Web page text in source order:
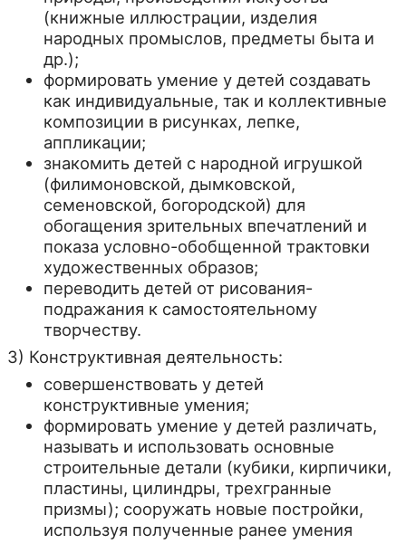
(книжные иллюстрации, изделия
народных промыслов, предметы быта и
др.);
формировать умение у детей создавать
как индивидуальные, так и коллективные
композиции в рисунках, лепке,
аппликации;
знакомить детей с народной игрушкой
(филимоновской, дымковской,
семеновской, богородской) для
обогащения зрительных впечатлений и
показа условно-обобщенной трактовки
художественных образов;
переводить детей от рисования-
подражания к самостоятельному
творчеству.
3) Конструктивная деятельность:
совершенствовать у детей
конструктивные умения;
формировать умение у детей различать,
называть и использовать основные
строительные детали (кубики, кирпичики,
пластины, цилиндры, трехгранные
призмы); сооружать новые постройки,
используя полученные ранее умения